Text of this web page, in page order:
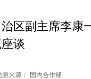
区副主席李康
谈
息来源： 国内合作部